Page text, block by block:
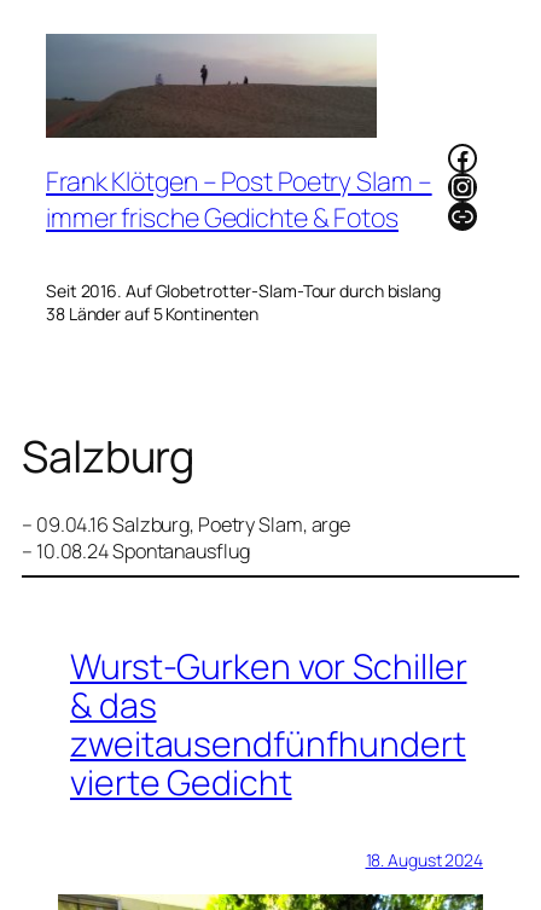
Frank Klötgen – Post Poetry Slam –
immer frische Gedichte & Fotos
Seit 2016. Auf Globetrotter-Slam-Tour durch bislang
38 Länder auf 5 Kontinenten
Link
Salzburg
– 09.04.16 Salzburg, Poetry Slam, arge
– 10.08.24 Spontanausflug
Wurst-Gurken vor Schiller
& das
zweitausendfünfhundert
vierte Gedicht
18. August 2024